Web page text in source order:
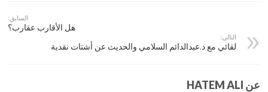
السابق:
هل الأقارب عقارب؟
التالي:
لقائي مع د.عبدالدائم السلامي والحديث عن أشتات نقدية
عن HATEM ALI